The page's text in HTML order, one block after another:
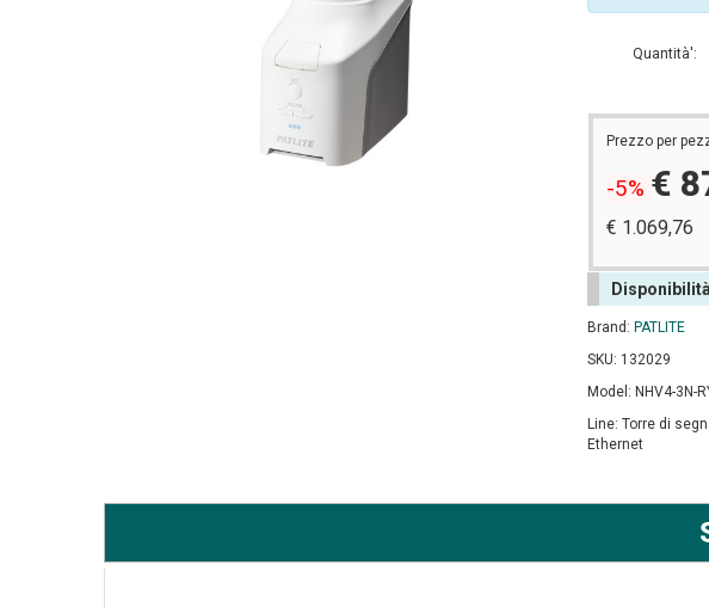
Quantità':
Prezzo per
-5% €
€ 1.069,76
Brand: PATLITE
SKU: 132029
Model: NHV4-3N-
Line: Torre di
Ethernet